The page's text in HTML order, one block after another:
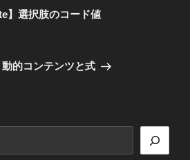
】選択肢のコード値
的コンテンツと式